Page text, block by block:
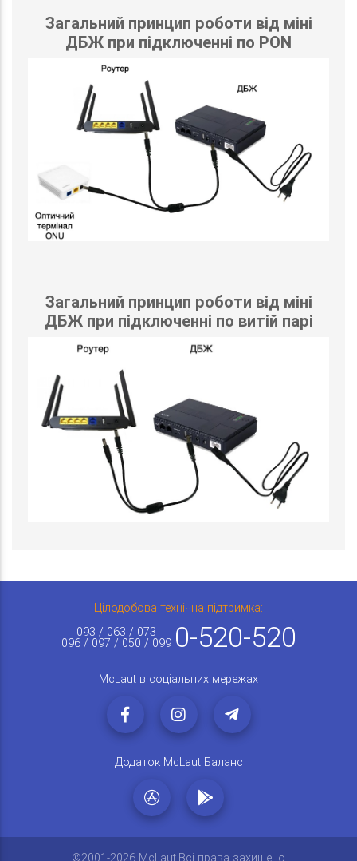
Загальний принцип роботи від міні
ДБЖ при підключенні по PON
Загальний принцип роботи від міні
ДБЖ при підключенні по витій парі
Цілодобова технічна підтримка:
093 / 063 / 073
096 / 097 / 050 / 099 0-520-520
McLaut в соціальних мережах
Додаток McLaut Баланс
©2001-2026 McLaut.Всі права захищено